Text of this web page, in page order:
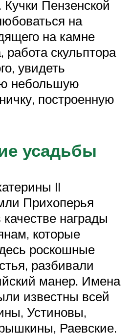
Кучки Пензенской
на
на камне
работа скульптора
увидеть
небольшую
построенную
усадьбы
II
Прихоперья
награды
которые
роскошные
разбивали
манер. Имена
известны всей
Устиновы,
Раевские.